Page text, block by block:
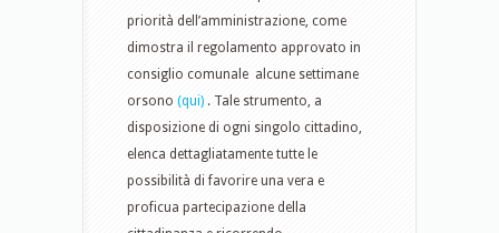
priorità dell’amministrazione, come
dimostra il regolamento approvato in
consiglio comunale alcune settimane
orsono (qui) . Tale strumento, a
disposizione di ogni singolo cittadino,
elenca dettagliatamente tutte le
possibilità di favorire una vera e
proficua partecipazione della